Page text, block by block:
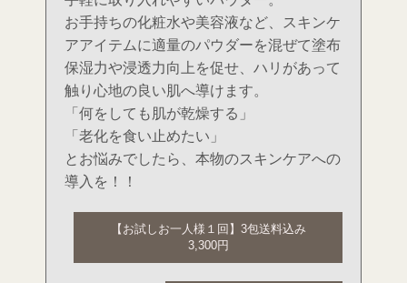
お手持ちの化粧水や美容液など、スキンケ
アアイテムに適量のパウダーを混ぜて塗布
保湿力や浸透力向上を促せ、ハリがあって
触り心地の良い肌へ導けます。
「何をしても肌が乾燥する」
「老化を食い止めたい」
とお悩みでしたら、本物のスキンケアへの
導入を！！
【お試しお一人様１回】3包送料込み
3,300円